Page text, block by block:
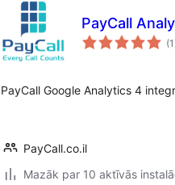
PayCall
(1
PayCall Google Analytics 4
PayCall.co.il
Mazāk par 10 aktīvās